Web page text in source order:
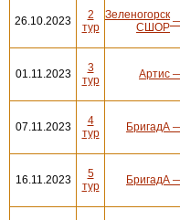
26.10.2023
2
тур
Зеленогорск
СШОР
01.11.2023
3
тур
Артис
07.11.2023
4
тур
БригадА
16.11.2023
5
тур
БригадА